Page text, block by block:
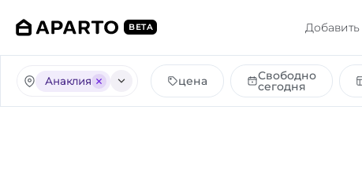
BETA
Анаклия цена Свободно
сегодня